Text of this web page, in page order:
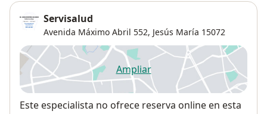
Servisalud
Avenida Máximo Abril 552, Jesús María 15072
Ampliarse abre en una nueva
Disponibilidad
Este especialista no ofrece reserva online en esta